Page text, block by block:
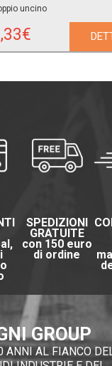
uncino
SPEDIZIONI
GRATUITE
con 150 euro
di ordine
GROUP
ANNI AL FIANCO